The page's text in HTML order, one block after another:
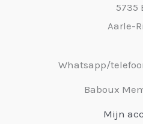
5735
Aarle-
Whatsapp/
Baboux
Mijn